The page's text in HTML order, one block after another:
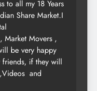
to all my 18 Years
Share Market.I
Market Movers ,
be very happy
if they will
and